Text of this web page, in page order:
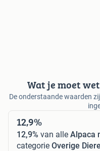
Wat je moet
De onderstaande waarden
12,9%
12,9% van alle Alpaca
categorie Overige